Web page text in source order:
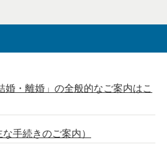
婚・離婚」の全般的なご案内はこ
手続きのご案内）